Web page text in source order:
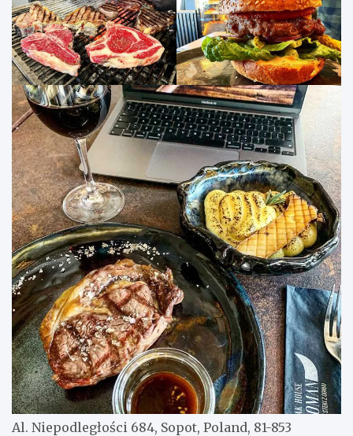
Al. Niepodległości 684, Sopot, Poland, 81-853